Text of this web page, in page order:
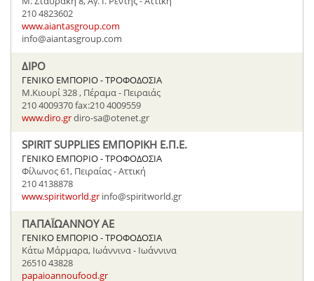
210 4823602
www.aiantasgroup.com
info@aiantasgroup.com
ΔΙΡΟ
ΓΕΝΙΚΟ ΕΜΠΟΡΙΟ - ΤΡΟΦΟΔΟΣΙΑ
Μ.Κιουρί 328 , Πέραμα - Πειραιάς
210 4009370 fax:210 4009559
www.diro.grdiro-sa@otenet.gr
SPIRIT SUPPLIES ΕΜΠΟΡΙΚΗ Ε.Π.Ε.
ΓΕΝΙΚΟ ΕΜΠΟΡΙΟ - ΤΡΟΦΟΔΟΣΙΑ
Φίλωνος 61, Πειραίας - Αττική
210 4138878
www.spiritworld.gr info@spiritworld.gr
ΠΑΠΑΪΩΑΝΝΟΥ ΑΕ
ΓΕΝΙΚΟ ΕΜΠΟΡΙΟ - ΤΡΟΦΟΔΟΣΙΑ
Κάτω Μάρμαρα, Ιωάννινα - Ιωάννινα
26510 43828
papaioannoufood.gr